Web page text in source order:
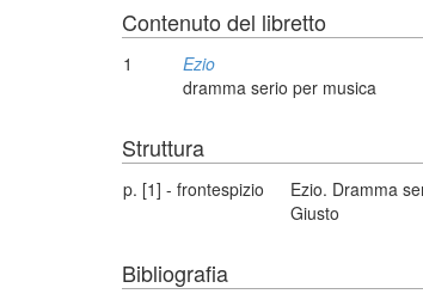
Contenuto del libretto
1
Ezio
dramma serio per musica
Struttura
p. [1] - frontespizio
Ezio. Dramma
Giusto
Bibliografia